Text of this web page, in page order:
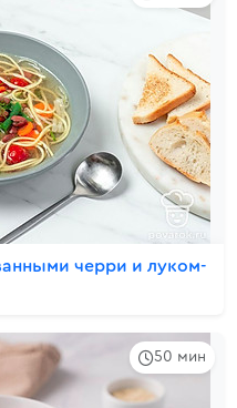
черри и луком-
50 мин